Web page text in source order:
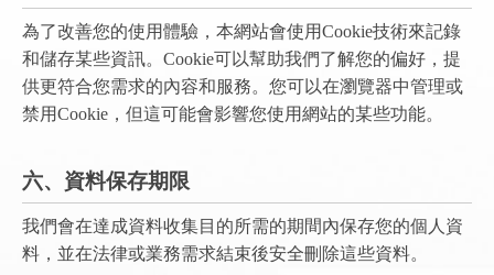
為了改善您的使用體驗，本網站會使用Cookie技術來記錄
和儲存某些資訊。Cookie可以幫助我們了解您的偏好，提
供更符合您需求的內容和服務。您可以在瀏覽器中管理或
禁用Cookie，但這可能會影響您使用網站的某些功能。
六、資料保存期限
我們會在達成資料收集目的所需的期間內保存您的個人資
料，並在法律或業務需求結束後安全刪除這些資料。